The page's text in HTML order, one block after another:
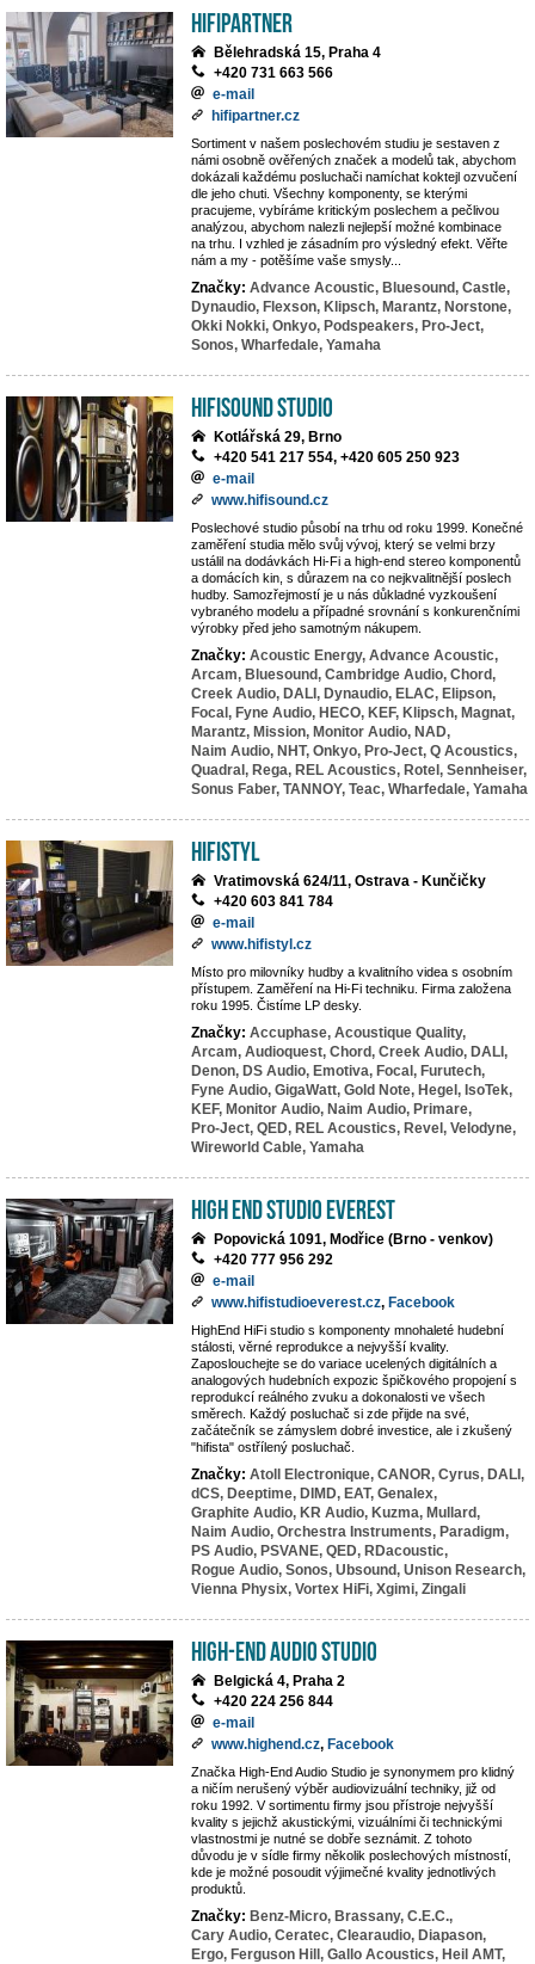
HIFIpartner
Bělehradská 15, Praha 4
+420 731 663 566
e-mail
hifipartner.cz
Sortiment v našem poslechovém studiu je sestaven z
námi osobně ověřených značek a modelů tak, abychom
dokázali každému posluchači namíchat koktejl ozvučení
dle jeho chuti. Všechny komponenty, se kterými
pracujeme, vybíráme kritickým poslechem a pečlivou
analýzou, abychom nalezli nejlepší možné kombinace
na trhu. I vzhled je zásadním pro výsledný efekt. Věřte
nám a my - potěšíme vaše smysly...
Značky: Advance Acoustic, Bluesound, Castle,
Dynaudio, Flexson, Klipsch, Marantz, Norstone,
Okki Nokki, Onkyo, Podspeakers, Pro-Ject,
Sonos, Wharfedale, Yamaha
HifiSound Studio
Kotlářská 29, Brno
+420 541 217 554, +420 605 250 923
e-mail
www.hifisound.cz
Poslechové studio působí na trhu od roku 1999. Konečné
zaměření studia mělo svůj vývoj, který se velmi brzy
ustálil na dodávkách Hi-Fi a high-end stereo komponentů
a domácích kin, s důrazem na co nejkvalitnější poslech
hudby. Samozřejmostí je u nás důkladné vyzkoušení
vybraného modelu a případné srovnání s konkurenčními
výrobky před jeho samotným nákupem.
Značky: Acoustic Energy, Advance Acoustic,
Arcam, Bluesound, Cambridge Audio, Chord,
Creek Audio, DALI, Dynaudio, ELAC, Elipson,
Focal, Fyne Audio, HECO, KEF, Klipsch, Magnat,
Marantz, Mission, Monitor Audio, NAD,
Naim Audio, NHT, Onkyo, Pro-Ject, Q Acoustics,
Quadral, Rega, REL Acoustics, Rotel, Sennheiser,
Sonus Faber, TANNOY, Teac, Wharfedale, Yamaha
HiFiStyl
Vratimovská 624/11, Ostrava - Kunčičky
+420 603 841 784
e-mail
www.hifistyl.cz
Místo pro milovníky hudby a kvalitního videa s osobním
přístupem. Zaměření na Hi-Fi techniku. Firma založena
roku 1995. Čistíme LP desky.
Značky: Accuphase, Acoustique Quality,
Arcam, Audioquest, Chord, Creek Audio, DALI,
Denon, DS Audio, Emotiva, Focal, Furutech,
Fyne Audio, GigaWatt, Gold Note, Hegel, IsoTek,
KEF, Monitor Audio, Naim Audio, Primare,
Pro-Ject, QED, REL Acoustics, Revel, Velodyne,
Wireworld Cable, Yamaha
High End Studio EVEREST
Popovická 1091, Modřice (Brno - venkov)
+420 777 956 292
e-mail
www.hifistudioeverest.cz, Facebook
HighEnd HiFi studio s komponenty mnohaleté hudební
stálosti, věrné reprodukce a nejvyšší kvality.
Zaposlouchejte se do variace ucelených digitálních a
analogových hudebních expozic špičkového propojení s
reprodukcí reálného zvuku a dokonalosti ve všech
směrech. Každý posluchač si zde přijde na své,
začátečník se zámyslem dobré investice, ale i zkušený
"hifista" ostřílený posluchač.
Značky: Atoll Electronique, CANOR, Cyrus, DALI,
dCS, Deeptime, DIMD, EAT, Genalex,
Graphite Audio, KR Audio, Kuzma, Mullard,
Naim Audio, Orchestra Instruments, Paradigm,
PS Audio, PSVANE, QED, RDacoustic,
Rogue Audio, Sonos, Ubsound, Unison Research,
Vienna Physix, Vortex HiFi, Xgimi, Zingali
High-End Audio Studio
Belgická 4, Praha 2
+420 224 256 844
e-mail
www.highend.cz, Facebook
Značka High-End Audio Studio je synonymem pro klidný
a ničím nerušený výběr audiovizuální techniky, již od
roku 1992. V sortimentu firmy jsou přístroje nejvyšší
kvality s jejichž akustickými, vizuálními či technickými
vlastnostmi je nutné se dobře seznámit. Z tohoto
důvodu je v sídle firmy několik poslechových místností,
kde je možné posoudit výjimečné kvality jednotlivých
produktů.
Značky: Benz-Micro, Brassany, C.E.C.,
Cary Audio, Ceratec, Clearaudio, Diapason,
Ergo, Ferguson Hill, Gallo Acoustics, Heil AMT,